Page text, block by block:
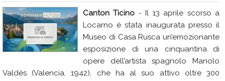
Canton Ticino - Il 13 aprile scorso a
Locarno è stata inaugurata presso il
Museo di Casa Rusca un’emozionante
esposizione di una cinquantina di
opere dell’artista spagnolo Manolo
Valdès (Valencia, 1942), che ha al suo attivo oltre 300